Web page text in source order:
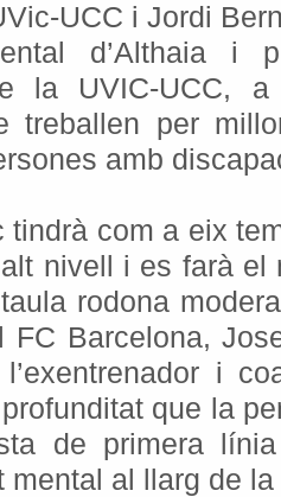
UCC i Jordi
d’Althaia i
la UVIC-UCC,
treballen per
amb
tindrà com a eix
nivell i es farà
rodona
FC Barcelona,
i
que la
de primera
mental al llarg de